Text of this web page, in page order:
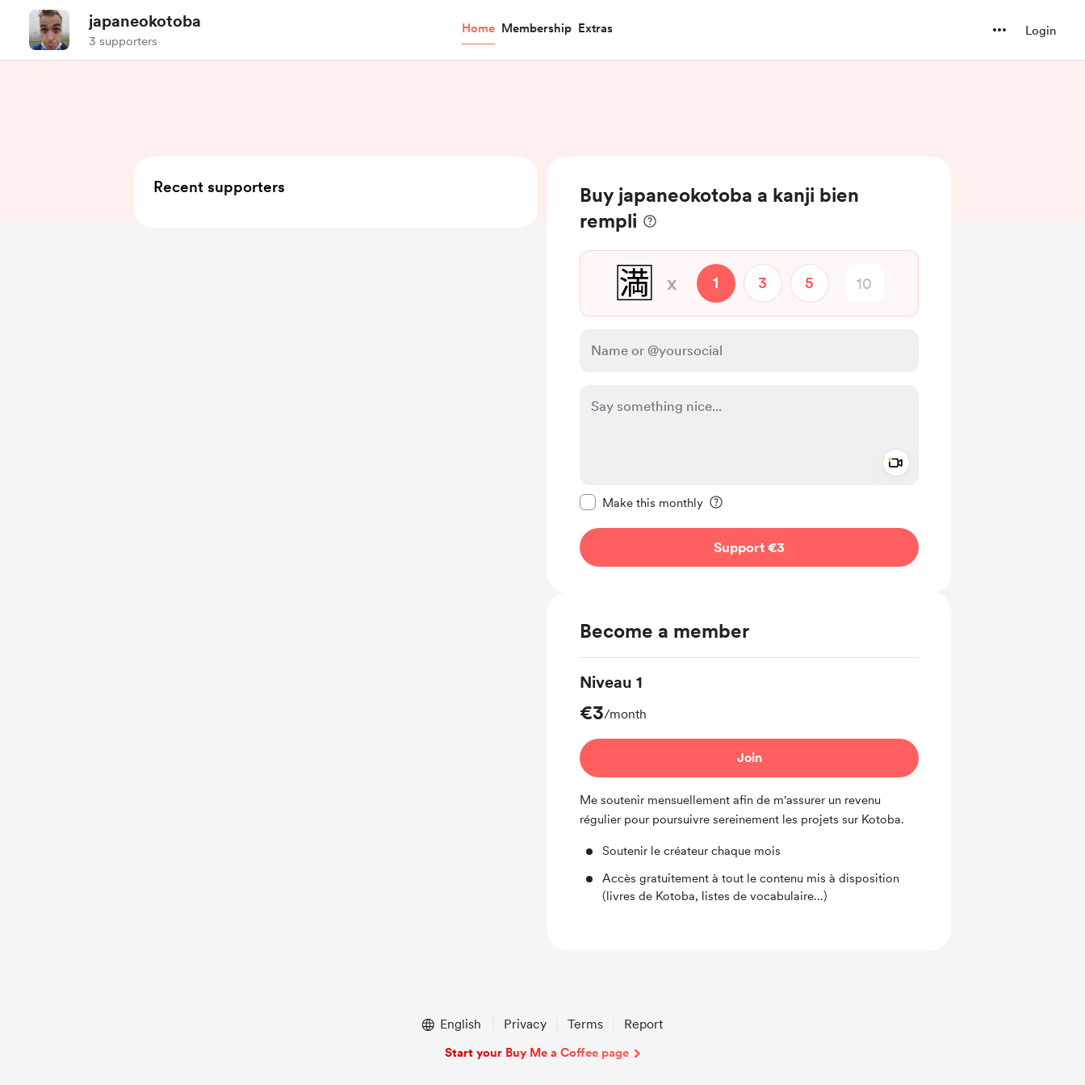
japaneokotoba
3 supporters
Home Membership Extras Login
Buy japaneokotoba a kanji bien
rempli
🈵 x 1 3 5
Make this monthly
Support €3
Become a member
Niveau 1
€3/month
Join
Me soutenir mensuellement afin de m'assurer un revenu
régulier pour poursuivre sereinement les projets sur Kotoba.
Soutenir le créateur chaque mois
Accès gratuitement à tout le contenu mis à disposition
(livres de Kotoba, listes de vocabulaire...)
Recent supporters
English Privacy Terms Report
Start your Buy Me a Coffee page